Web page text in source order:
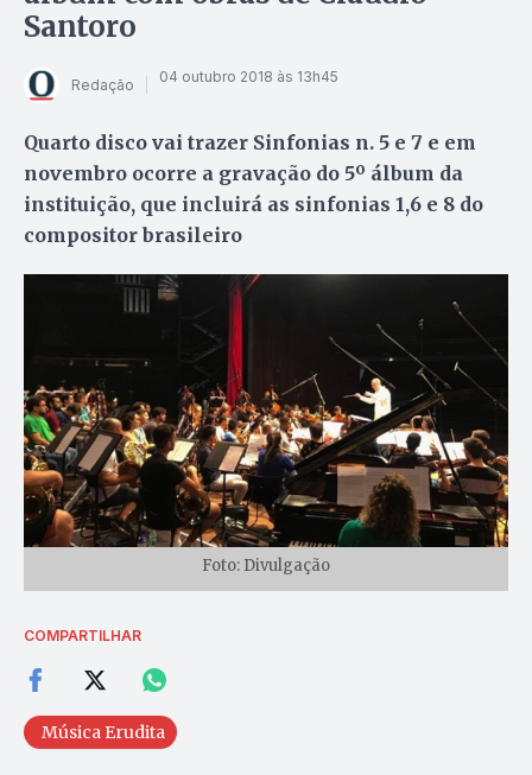
Santoro
Redação 04 outubro 2018 às 13h45
Quarto disco vai trazer Sinfonias n. 5 e 7 e em
novembro ocorre a gravação do 5º álbum da
instituição, que incluirá as sinfonias 1,6 e 8 do
compositor brasileiro
Foto: Divulgação
COMPARTILHAR
Música Erudita